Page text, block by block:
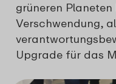
grüneren Planeten
Verschwendung,
Upgrade für das